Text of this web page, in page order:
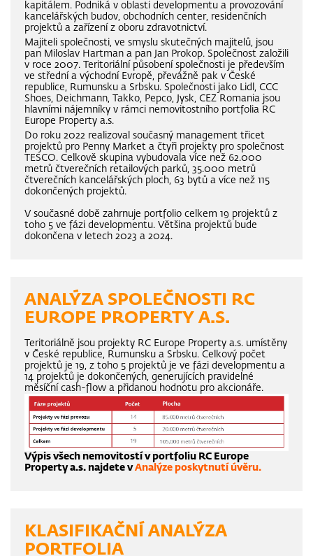
kapitálem. Podniká v oblasti developmentu a provozování
kancelářských budov, obchodních center, residenčních
projektů a zařízení z oboru zdravotnictví.
Majiteli společnosti, ve smyslu skutečných majitelů, jsou
pan Miloslav Hartman a pan Jan Prokop. Společnost založili
v roce 2007. Teritoriální působení společnosti je především
ve střední a východní Evropě, převážně pak v České
republice, Rumunsku a Srbsku. Společnosti jako Lidl, CCC
Shoes, Deichmann, Takko, Pepco, Jysk, CEZ Romania jsou
hlavními nájemníky v rámci nemovitostního portfolia RC
Europe Property a.s.
Do roku 2022 realizoval současný management třicet
projektů pro Penny Market a čtyři projekty pro společnost
TESCO. Celkově skupina vybudovala více než 62.000
metrů čtverečních retailových parků, 35.000 metrů
čtverečních kancelářských ploch, 63 bytů a více než 115
dokončených projektů.
V současné době zahrnuje portfolio celkem 19 projektů z
toho 5 ve fázi developmentu. Většina projektů bude
dokončena v letech 2023 a 2024.
ANALÝZA SPOLEČNOSTI RC
EUROPE PROPERTY A.S.
Teritoriálně jsou projekty RC Europe Property a.s. umístěny
v České republice, Rumunsku a Srbsku. Celkový počet
projektů je 19, z toho 5 projektů je ve fázi developmentu a
14 projektů je dokončených, generujících pravidelné
měsíční cash-flow a přidanou hodnotu pro akcionáře.
Výpis všech nemovitostí v portfoliu RC Europe
Property a.s. najdete vAnalýze poskytnutí úvěru.
KLASIFIKAČNÍ ANALÝZA
PORTFOLIA